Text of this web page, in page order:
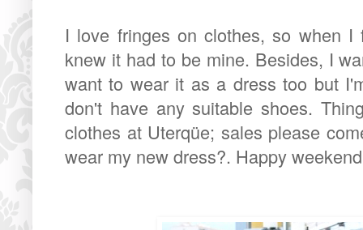
I love fringes on clothes, so when
knew it had to be mine. Besides, I
want to wear it as a dress too but
don't have any suitable shoes.
clothes at Uterqüe; sales please
wear my new dress?. Happy